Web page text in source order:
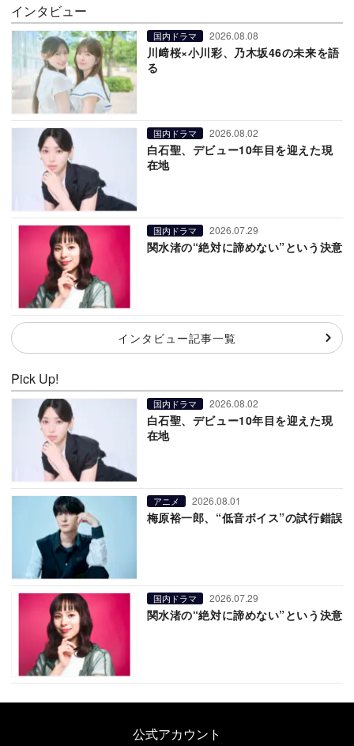
インタビュー
国内ドラマ 2026.08.08
川﨑桜×小川彩、乃木坂46の未来を語
る
国内ドラマ 2026.08.02
白石聖、デビュー10年目を迎えた現
在地
国内ドラマ 2026.07.29
関水渚の“絶対に諦めない”という決意
インタビュー記事一覧
Pick Up!
国内ドラマ 2026.08.02
白石聖、デビュー10年目を迎えた現
在地
アニメ 2026.08.01
梅原裕一郎、“低音ボイス”の試行錯誤
国内ドラマ 2026.07.29
関水渚の“絶対に諦めない”という決意
公式アカウント